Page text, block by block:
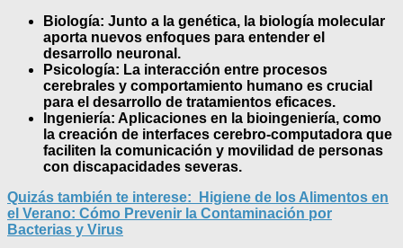
Biología: Junto a la genética, la biología molecular
aporta nuevos enfoques para entender el
desarrollo neuronal.
Psicología: La interacción entre procesos
cerebrales y comportamiento humano es crucial
para el desarrollo de tratamientos eficaces.
Ingeniería: Aplicaciones en la bioingeniería, como
la creación de interfaces cerebro-computadora que
faciliten la comunicación y movilidad de personas
con discapacidades severas.
Quizás también te interese:
Higiene de los Alimentos en
el Verano: Cómo Prevenir la Contaminación por
Bacterias y Virus